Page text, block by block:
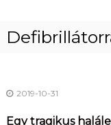
2019-10-31
Egy tragikus